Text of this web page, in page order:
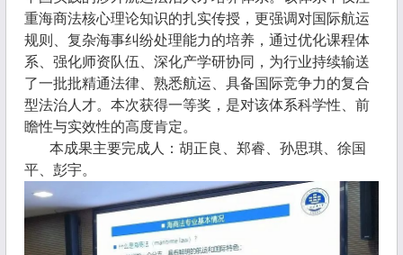
重海商法核心理论知识的扎实传授，更强调对国际航运
规则、复杂海事纠纷处理能力的培养，通过优化课程体
系、强化师资队伍、深化产学研协同，为行业持续输送
了一批批精通法律、熟悉航运、具备国际竞争力的复合
型法治人才。本次获得一等奖，是对该体系科学性、前
瞻性与实效性的高度肯定。
本成果主要完成人：胡正良、郑睿、孙思琪、徐国
平、彭宇。